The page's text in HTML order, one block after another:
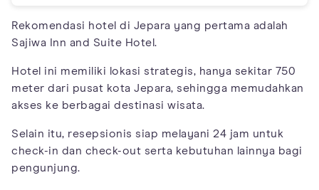
Rekomendasi hotel di Jepara yang pertama adalah
Sajiwa Inn and Suite Hotel.
Hotel ini memiliki lokasi strategis, hanya sekitar 750
meter dari pusat kota Jepara, sehingga memudahkan
akses ke berbagai destinasi wisata.
Selain itu, resepsionis siap melayani 24 jam untuk
check-in dan check-out serta kebutuhan lainnya bagi
pengunjung.